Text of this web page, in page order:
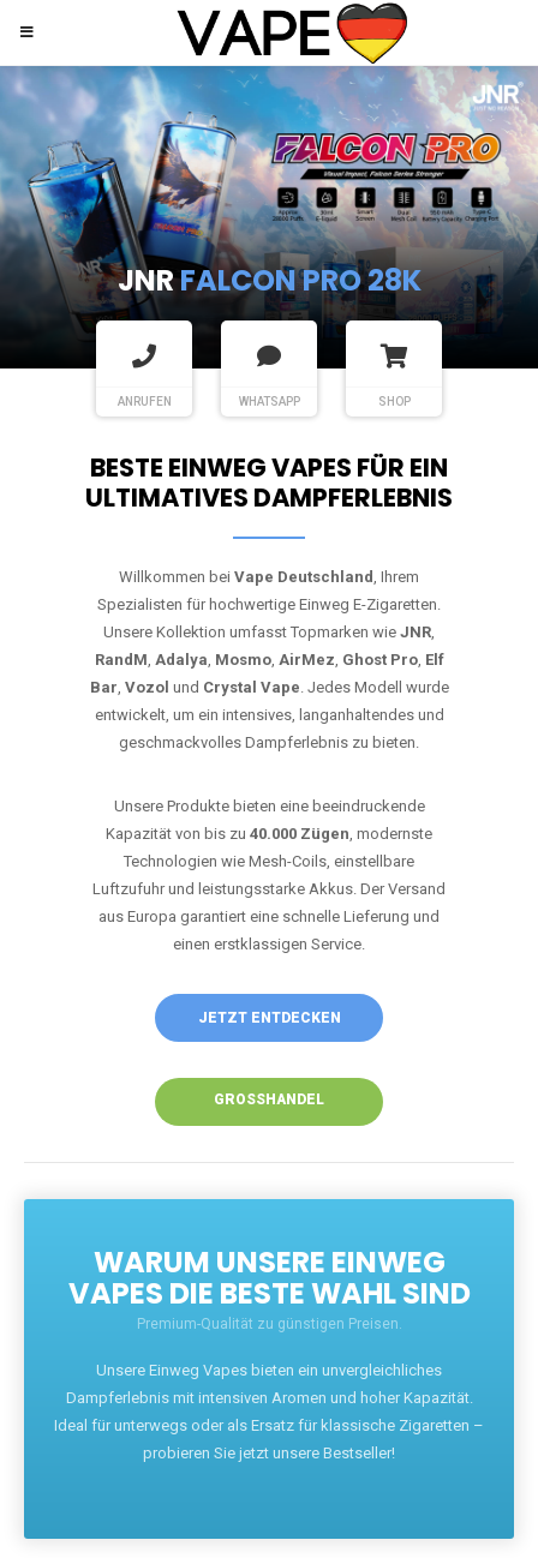
JNRSHISHA HOOKAH MAX
ANRUFEN WHATSAPP SHOP
BESTE EINWEG VAPES FÜR EIN
ULTIMATIVES DAMPFERLEBNIS
Willkommen bei Vape Deutschland, Ihrem
Spezialisten für hochwertige Einweg E-Zigaretten.
Unsere Kollektion umfasst Topmarken wie JNR,
RandM, Adalya, Mosmo, AirMez, Ghost Pro, Elf
Bar, Vozol und Crystal Vape. Jedes Modell wurde
entwickelt, um ein intensives, langanhaltendes und
geschmackvolles Dampferlebnis zu bieten.
Unsere Produkte bieten eine beeindruckende
Kapazität von bis zu 40.000 Zügen, modernste
Technologien wie Mesh-Coils, einstellbare
Luftzufuhr und leistungsstarke Akkus. Der Versand
aus Europa garantiert eine schnelle Lieferung und
einen erstklassigen Service.
JETZT ENTDECKEN
GROSSHANDEL
WARUM UNSERE EINWEG
VAPES DIE BESTE WAHL SIND
Premium-Qualität zu günstigen Preisen.
Unsere Einweg Vapes bieten ein unvergleichliches
Dampferlebnis mit intensiven Aromen und hoher Kapazität.
Ideal für unterwegs oder als Ersatz für klassische Zigaretten –
probieren Sie jetzt unsere Bestseller!